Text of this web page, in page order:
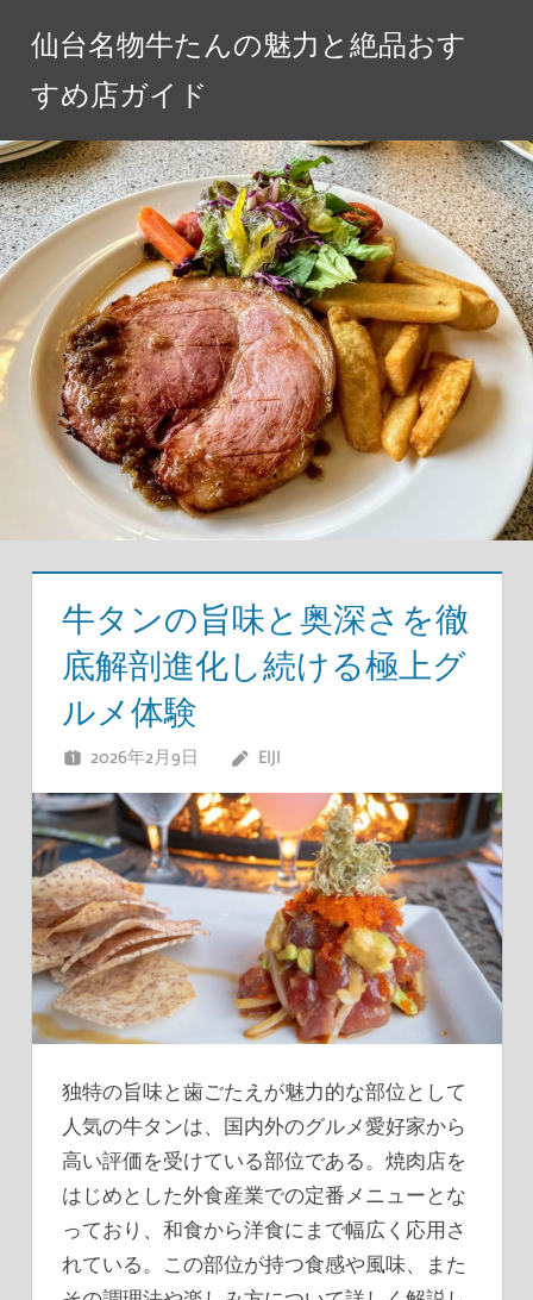
ツ
へ
ス
キ
ッ
プ
仙台名物牛たんの魅力と絶品おす
すめ店ガイド
牛タンの旨味と奥深さを徹
底解剖進化し続ける極上グ
ルメ体験
2026年2月9日 EIJI
独特の旨味と歯ごたえが魅力的な部位として
人気の牛タンは、国内外のグルメ愛好家から
高い評価を受けている部位である。 焼肉店を
はじめとした外食産業での定番メニューとな
っており、和食から洋食にまで幅広く応用さ
れている。この部位が持つ食感や風味、また